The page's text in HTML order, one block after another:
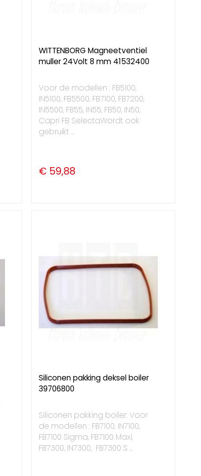
WITTENBORG Magneetventiel
muller 24Volt 8 mm 41532400
Voor de modellen : FB5100,
IN5100, FB5500, FB7100, FB7200,
IN5500, FB55, IN55, FB50, IN50,
Capri FB SelectaWordt ook
gebruikt ...
€ 59,88
Siliconen pakking deksel boiler
39706800
Siliconen pakking boiler. Voor
de modellen : FB7100, IN7100,
FB7100 Sigma, FB7100 Maxi,
FB7300, IN7300, FB7300 S ...